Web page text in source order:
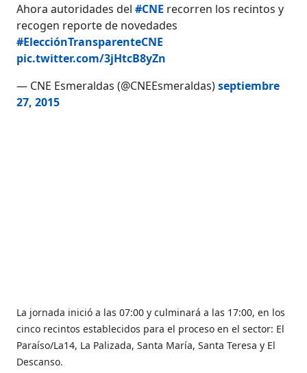
Ahora autoridades del#CNE recorren los recintos y
recogen reporte de novedades
#ElecciónTransparenteCNE
pic.twitter.com/3jHtcB8yZn
— CNE Esmeraldas (@CNEEsmeraldas)septiembre
27, 2015
La jornada inició a las 07:00 y culminará a las 17:00, en los
cinco recintos establecidos para el proceso en el sector: El
Paraíso/La14, La Palizada, Santa María, Santa Teresa y El
Descanso.